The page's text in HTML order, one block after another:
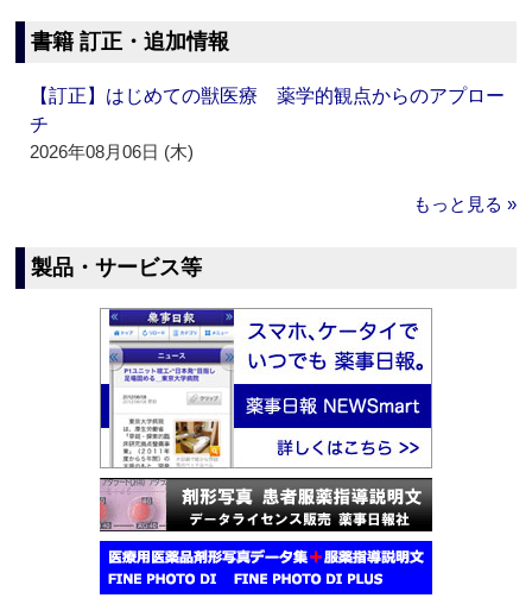
書籍 訂正・追加情報
【訂正】はじめての獣医療 薬学的観点からのアプロー
チ
2026年08月06日 (木)
もっと見る »
製品・サービス等